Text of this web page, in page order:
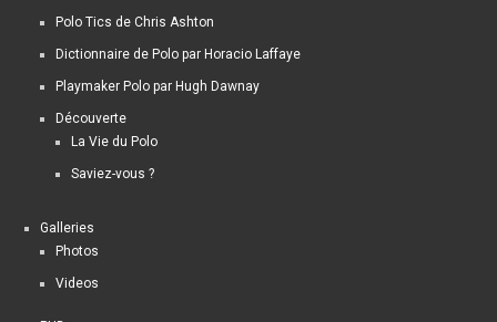
Polo Tics de Chris Ashton
Dictionnaire de Polo par Horacio Laffaye
Playmaker Polo par Hugh Dawnay
Découverte
La Vie du Polo
Saviez-vous ?
Galleries
Photos
Videos